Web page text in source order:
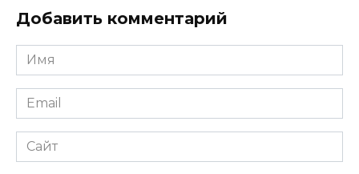
Добавить комментарий
Имя
*
Email
*
Сайт